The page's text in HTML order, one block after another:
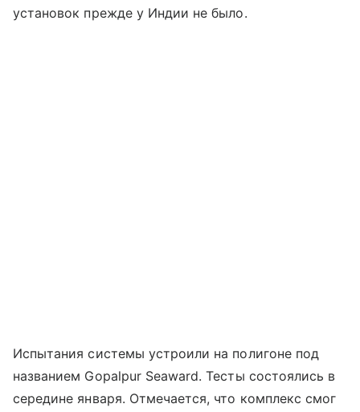
установок прежде у Индии не было.
Испытания системы устроили на полигоне под
названием Gopalpur Seaward. Тесты состоялись в
середине января. Отмечается, что комплекс смог